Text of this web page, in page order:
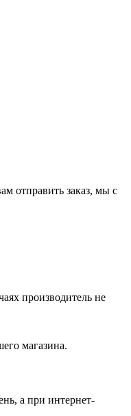
отправить заказ, мы с
производитель не
магазина.
а при интернет-